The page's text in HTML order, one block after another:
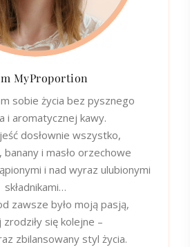
MyProportion
sobie życia bez pysznego
i aromatycznej kawy.
dosłownie wszystko,
i masło orzechowe
i nad wyraz ulubionymi
składnikami…
zawsze było moją pasją,
zrodziły się kolejne –
zbilansowany styl życia.